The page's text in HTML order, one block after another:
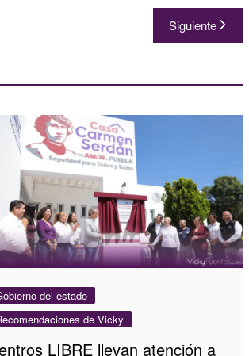
Siguiente
del estado
de Vicky
LIBRE llevan atención a